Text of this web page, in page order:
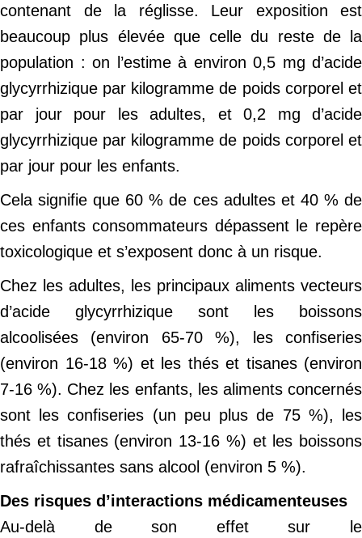
contenant de la réglisse. Leur exposition est
beaucoup plus élevée que celle du reste de la
population : on l’estime à environ 0,5 mg d’acide
glycyrrhizique par kilogramme de poids corporel et
par jour pour les adultes, et 0,2 mg d’acide
glycyrrhizique par kilogramme de poids corporel et
par jour pour les enfants.
Cela signifie que 60 % de ces adultes et 40 % de
ces enfants consommateurs dépassent le repère
toxicologique et s’exposent donc à un risque.
Chez les adultes, les principaux aliments vecteurs
d’acide glycyrrhizique sont les boissons
alcoolisées (environ 65-70 %), les confiseries
(environ 16-18 %) et les thés et tisanes (environ
7-16 %). Chez les enfants, les aliments concernés
sont les confiseries (un peu plus de 75 %), les
thés et tisanes (environ 13-16 %) et les boissons
rafraîchissantes sans alcool (environ 5 %).
Des risques d’interactions médicamenteuses
Au-delà de son effet sur le